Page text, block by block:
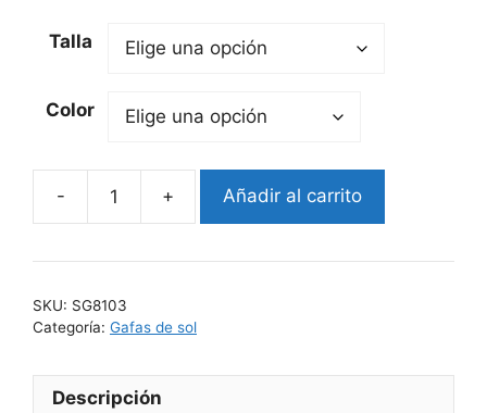
Talla
Color
ARIEL
Añadir al carrito
SKU: SG8103
Categoría: Gafas de sol
Descripción